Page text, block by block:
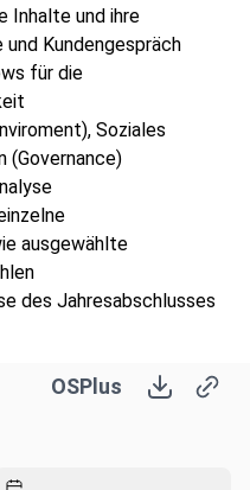
Inhalte und ihre
Kundengespräch
für die
Soziales
(Governance)
ausgewählte
des Jahresabschlusses
OSPlus